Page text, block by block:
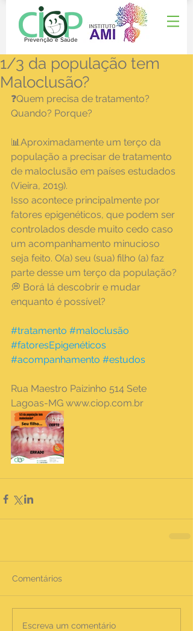
Prevenção e Saúde
1/3 da população tem
Maloclusão?
❓Quem precisa de tratamento?
Quando? Porque?
📊Aproximadamente um terço da
população a precisar de tratamento
de maloclusão em países estudados
(Vieira, 2019).
Isso acontece principalmente por
fatores epigenéticos, que podem ser
controlados desde muito cedo caso
um acompanhamento minucioso
seja feito. O(a) seu (sua) filho (a) faz
parte desse um terço da população?
💭 Borá lá descobrir e mudar
enquanto é possível?
#tratamento #maloclusão
#fatoresEpigenéticos
#acompanhamento #estudos
Rua Maestro Paizinho 514 Sete
Lagoas-MG www.ciop.com.br
Comentários
Escreva um comentário